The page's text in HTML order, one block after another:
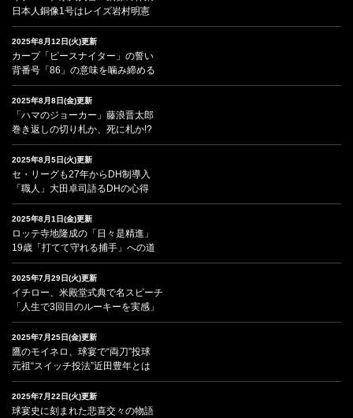
日本人銅像1号はレイズ岩村明憲
2025年8月12日(火)更新
カープ「ピースナイター」の誓い
背番号「86」の意味を噛み締める
2025年8月8日(金)更新
「ハマのジョーカー」藤浪晋太郎
巻き返しの切り札か、死に札か!?
2025年8月5日(火)更新
セ・リーグも27年からDH制導入
「職人」大田卓司語るDHの心得
2025年8月1日(金)更新
ロッテ寺地隆成の「日々是精進」
19歳「打てて守れる捕手」への道
2025年7月29日(火)更新
イチロー、米殿堂式典で名スピーチ
「人生で3回目のルーキーを実感」
2025年7月25日(金)更新
鷹のモイネロ、球宴で“両刀”投球
元祖“スイッチ投法”近田豊年とは
2025年7月22日(火)更新
球宴史に刻まれた悲喜交々の物語